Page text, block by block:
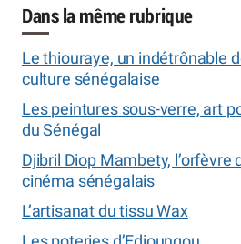
Dans la même rubrique
Le thiouraye, un indétrônable
culture sénégalaise
Les peintures sous-verre, art
du Sénégal
Djibril Diop Mambety, l’orfèvre
cinéma sénégalais
L’artisanat du tissu Wax